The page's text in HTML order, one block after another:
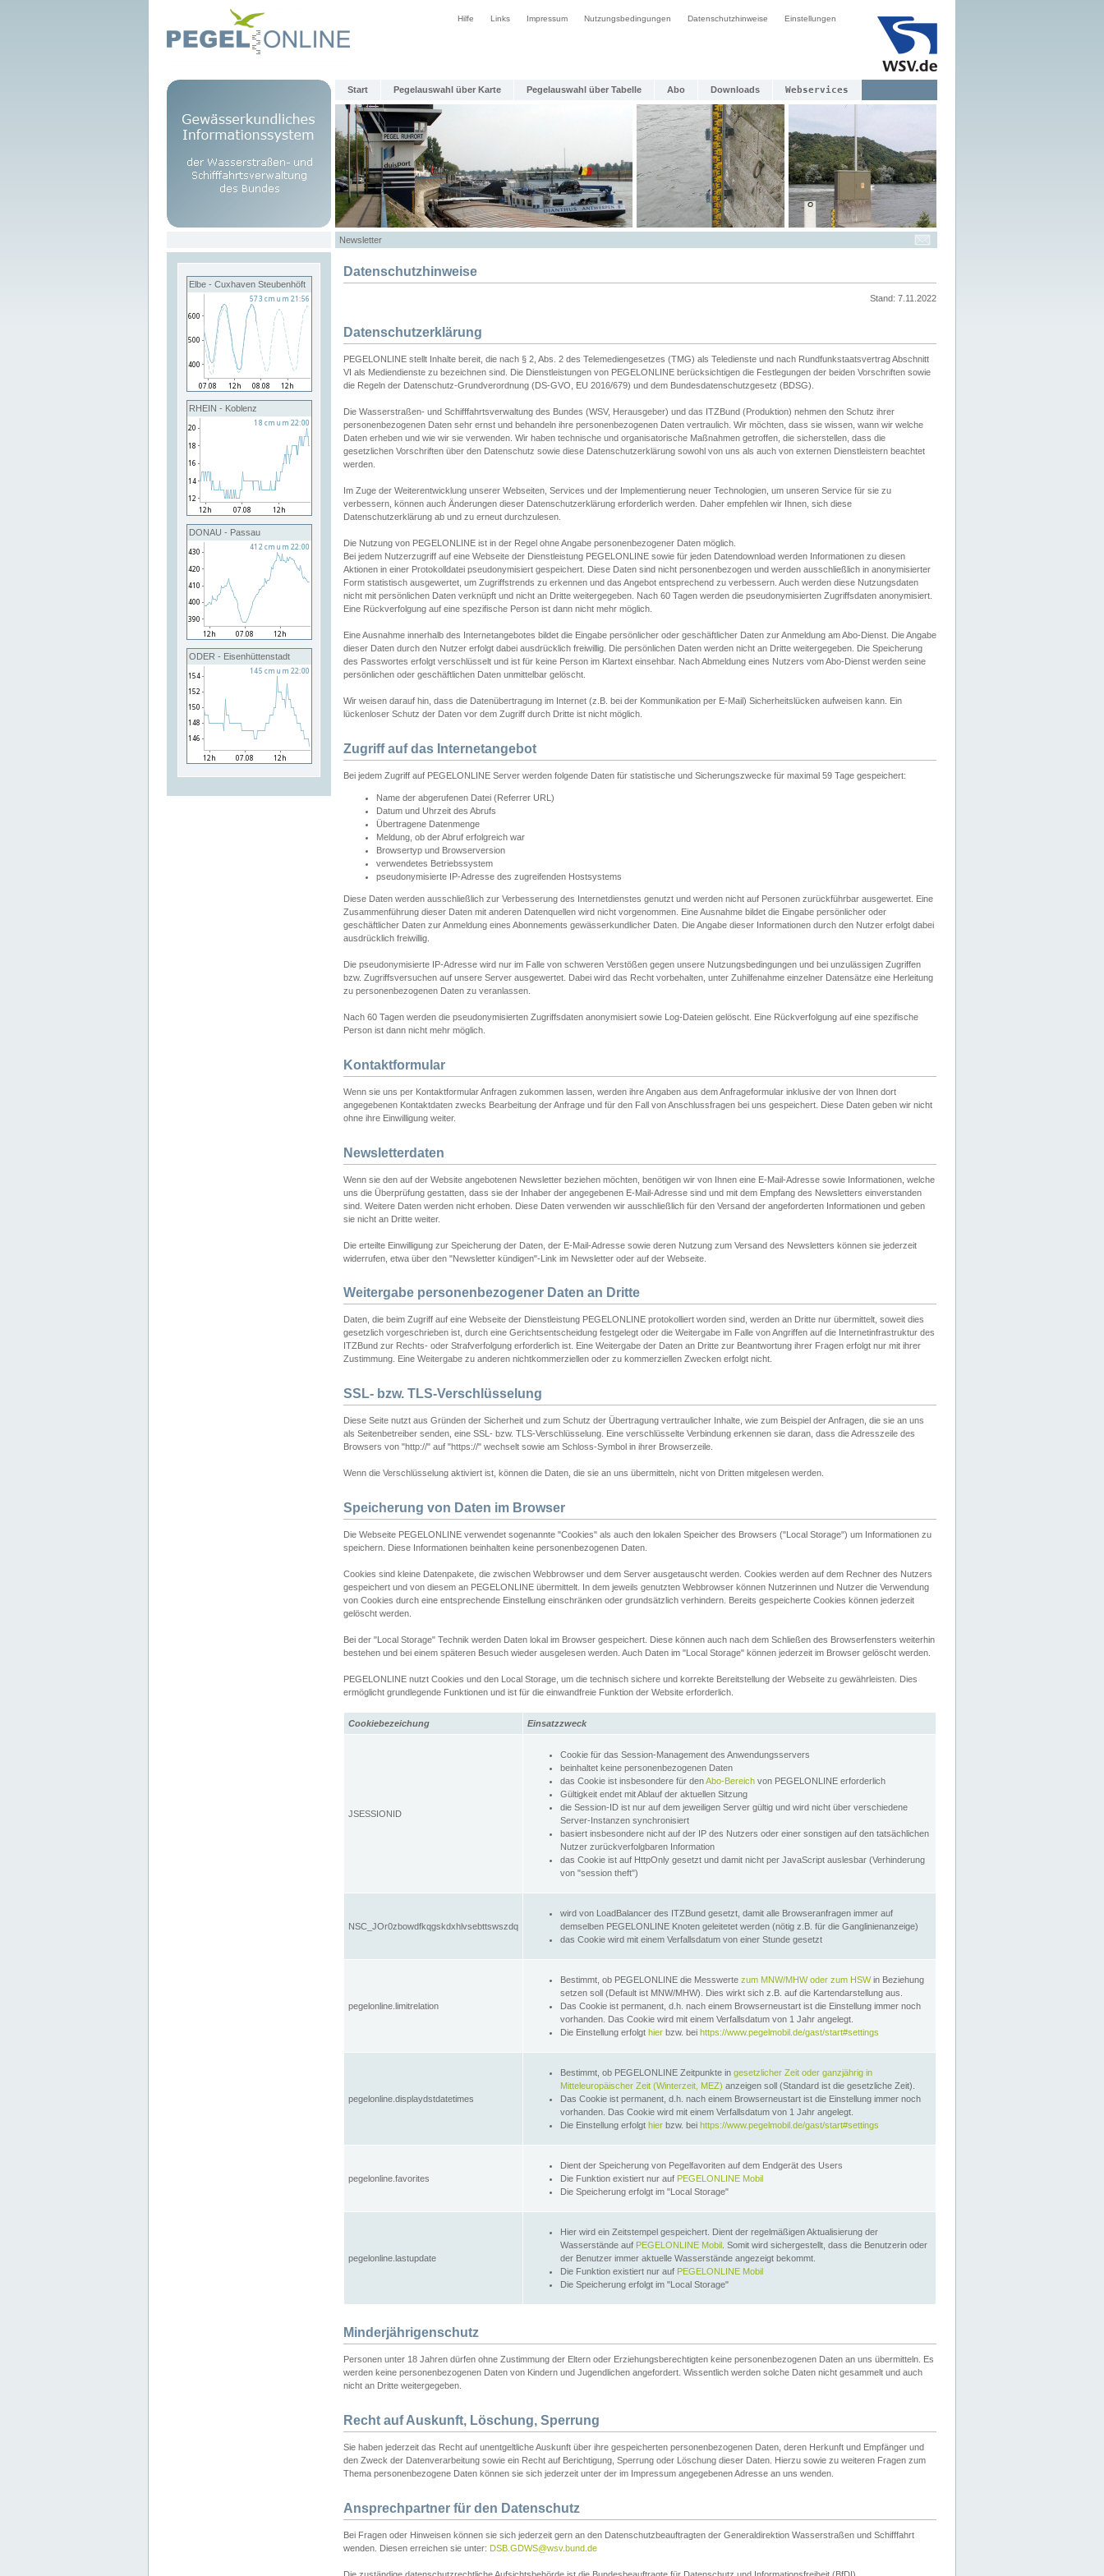
Hilfe Links Impressum Nutzungsbedingungen Datenschutzhinweise Einstellungen
Start Pegelauswahl über Karte Pegelauswahl über Tabelle Abo Downloads Webservices
Newsletter
Elbe - Cuxhaven Steubenhöft
RHEIN - Koblenz
DONAU - Passau
ODER - Eisenhüttenstadt
Datenschutzhinweise
Stand: 7.11.2022
Datenschutzerklärung
PEGELONLINE stellt Inhalte bereit, die nach § 2, Abs. 2 des Telemediengesetzes (TMG) als Teledienste und nach Rundfunkstaatsvertrag Abschnitt
VI als Mediendienste zu bezeichnen sind. Die Dienstleistungen von PEGELONLINE berücksichtigen die Festlegungen der beiden Vorschriften sowie
die Regeln der Datenschutz-Grundverordnung (DS-GVO, EU 2016/679) und dem Bundesdatenschutzgesetz (BDSG).
Die Wasserstraßen- und Schifffahrtsverwaltung des Bundes (WSV, Herausgeber) und das ITZBund (Produktion) nehmen den Schutz ihrer
personenbezogenen Daten sehr ernst und behandeln ihre personenbezogenen Daten vertraulich. Wir möchten, dass sie wissen, wann wir welche
Daten erheben und wie wir sie verwenden. Wir haben technische und organisatorische Maßnahmen getroffen, die sicherstellen, dass die
gesetzlichen Vorschriften über den Datenschutz sowie diese Datenschutzerklärung sowohl von uns als auch von externen Dienstleistern beachtet
werden.
Im Zuge der Weiterentwicklung unserer Webseiten, Services und der Implementierung neuer Technologien, um unseren Service für sie zu
verbessern, können auch Änderungen dieser Datenschutzerklärung erforderlich werden. Daher empfehlen wir Ihnen, sich diese
Datenschutzerklärung ab und zu erneut durchzulesen.
Die Nutzung von PEGELONLINE ist in der Regel ohne Angabe personenbezogener Daten möglich.
Bei jedem Nutzerzugriff auf eine Webseite der Dienstleistung PEGELONLINE sowie für jeden Datendownload werden Informationen zu diesen
Aktionen in einer Protokolldatei pseudonymisiert gespeichert. Diese Daten sind nicht personenbezogen und werden ausschließlich in anonymisierter
Form statistisch ausgewertet, um Zugriffstrends zu erkennen und das Angebot entsprechend zu verbessern. Auch werden diese Nutzungsdaten
nicht mit persönlichen Daten verknüpft und nicht an Dritte weitergegeben. Nach 60 Tagen werden die pseudonymisierten Zugriffsdaten anonymisiert.
Eine Rückverfolgung auf eine spezifische Person ist dann nicht mehr möglich.
Eine Ausnahme innerhalb des Internetangebotes bildet die Eingabe persönlicher oder geschäftlicher Daten zur Anmeldung am Abo-Dienst. Die Angabe
dieser Daten durch den Nutzer erfolgt dabei ausdrücklich freiwillig. Die persönlichen Daten werden nicht an Dritte weitergegeben. Die Speicherung
des Passwortes erfolgt verschlüsselt und ist für keine Person im Klartext einsehbar. Nach Abmeldung eines Nutzers vom Abo-Dienst werden seine
persönlichen oder geschäftlichen Daten unmittelbar gelöscht.
Wir weisen darauf hin, dass die Datenübertragung im Internet (z.B. bei der Kommunikation per E-Mail) Sicherheitslücken aufweisen kann. Ein
lückenloser Schutz der Daten vor dem Zugriff durch Dritte ist nicht möglich.
Zugriff auf das Internetangebot
Bei jedem Zugriff auf PEGELONLINE Server werden folgende Daten für statistische und Sicherungszwecke für maximal 59 Tage gespeichert:
Name der abgerufenen Datei (Referrer URL)
Datum und Uhrzeit des Abrufs
Übertragene Datenmenge
Meldung, ob der Abruf erfolgreich war
Browsertyp und Browserversion
verwendetes Betriebssystem
pseudonymisierte IP-Adresse des zugreifenden Hostsystems
Diese Daten werden ausschließlich zur Verbesserung des Internetdienstes genutzt und werden nicht auf Personen zurückführbar ausgewertet. Eine
Zusammenführung dieser Daten mit anderen Datenquellen wird nicht vorgenommen. Eine Ausnahme bildet die Eingabe persönlicher oder
geschäftlicher Daten zur Anmeldung eines Abonnements gewässerkundlicher Daten. Die Angabe dieser Informationen durch den Nutzer erfolgt dabei
ausdrücklich freiwillig.
Die pseudonymisierte IP-Adresse wird nur im Falle von schweren Verstößen gegen unsere Nutzungsbedingungen und bei unzulässigen Zugriffen
bzw. Zugriffsversuchen auf unsere Server ausgewertet. Dabei wird das Recht vorbehalten, unter Zuhilfenahme einzelner Datensätze eine Herleitung
zu personenbezogenen Daten zu veranlassen.
Nach 60 Tagen werden die pseudonymisierten Zugriffsdaten anonymisiert sowie Log-Dateien gelöscht. Eine Rückverfolgung auf eine spezifische
Person ist dann nicht mehr möglich.
Kontaktformular
Wenn sie uns per Kontaktformular Anfragen zukommen lassen, werden ihre Angaben aus dem Anfrageformular inklusive der von Ihnen dort
angegebenen Kontaktdaten zwecks Bearbeitung der Anfrage und für den Fall von Anschlussfragen bei uns gespeichert. Diese Daten geben wir nicht
ohne ihre Einwilligung weiter.
Newsletterdaten
Wenn sie den auf der Website angebotenen Newsletter beziehen möchten, benötigen wir von Ihnen eine E-Mail-Adresse sowie Informationen, welche
uns die Überprüfung gestatten, dass sie der Inhaber der angegebenen E-Mail-Adresse sind und mit dem Empfang des Newsletters einverstanden
sind. Weitere Daten werden nicht erhoben. Diese Daten verwenden wir ausschließlich für den Versand der angeforderten Informationen und geben
sie nicht an Dritte weiter.
Die erteilte Einwilligung zur Speicherung der Daten, der E-Mail-Adresse sowie deren Nutzung zum Versand des Newsletters können sie jederzeit
widerrufen, etwa über den "Newsletter kündigen"-Link im Newsletter oder auf der Webseite.
Weitergabe personenbezogener Daten an Dritte
Daten, die beim Zugriff auf eine Webseite der Dienstleistung PEGELONLINE protokolliert worden sind, werden an Dritte nur übermittelt, soweit dies
gesetzlich vorgeschrieben ist, durch eine Gerichtsentscheidung festgelegt oder die Weitergabe im Falle von Angriffen auf die Internetinfrastruktur des
ITZBund zur Rechts- oder Strafverfolgung erforderlich ist. Eine Weitergabe der Daten an Dritte zur Beantwortung ihrer Fragen erfolgt nur mit ihrer
Zustimmung. Eine Weitergabe zu anderen nichtkommerziellen oder zu kommerziellen Zwecken erfolgt nicht.
SSL- bzw. TLS-Verschlüsselung
Diese Seite nutzt aus Gründen der Sicherheit und zum Schutz der Übertragung vertraulicher Inhalte, wie zum Beispiel der Anfragen, die sie an uns
als Seitenbetreiber senden, eine SSL- bzw. TLS-Verschlüsselung. Eine verschlüsselte Verbindung erkennen sie daran, dass die Adresszeile des
Browsers von "http://" auf "https://" wechselt sowie am Schloss-Symbol in ihrer Browserzeile.
Wenn die Verschlüsselung aktiviert ist, können die Daten, die sie an uns übermitteln, nicht von Dritten mitgelesen werden.
Speicherung von Daten im Browser
Die Webseite PEGELONLINE verwendet sogenannte "Cookies" als auch den lokalen Speicher des Browsers ("Local Storage") um Informationen zu
speichern. Diese Informationen beinhalten keine personenbezogenen Daten.
Cookies sind kleine Datenpakete, die zwischen Webbrowser und dem Server ausgetauscht werden. Cookies werden auf dem Rechner des Nutzers
gespeichert und von diesem an PEGELONLINE übermittelt. In dem jeweils genutzten Webbrowser können Nutzerinnen und Nutzer die Verwendung
von Cookies durch eine entsprechende Einstellung einschränken oder grundsätzlich verhindern. Bereits gespeicherte Cookies können jederzeit
gelöscht werden.
Bei der "Local Storage" Technik werden Daten lokal im Browser gespeichert. Diese können auch nach dem Schließen des Browserfensters weiterhin
bestehen und bei einem späteren Besuch wieder ausgelesen werden. Auch Daten im "Local Storage" können jederzeit im Browser gelöscht werden.
PEGELONLINE nutzt Cookies und den Local Storage, um die technisch sichere und korrekte Bereitstellung der Webseite zu gewährleisten. Dies
ermöglicht grundlegende Funktionen und ist für die einwandfreie Funktion der Website erforderlich.
Cookiebezeichung Einsatzzweck
JSESSIONID
Cookie für das Session-Management des Anwendungsservers
beinhaltet keine personenbezogenen Daten
das Cookie ist insbesondere für denAbo-Bereich von PEGELONLINE erforderlich
Gültigkeit endet mit Ablauf der aktuellen Sitzung
die Session-ID ist nur auf dem jeweiligen Server gültig und wird nicht über verschiedene
Server-Instanzen synchronisiert
basiert insbesondere nicht auf der IP des Nutzers oder einer sonstigen auf den tatsächlichen
Nutzer zurückverfolgbaren Information
das Cookie ist auf HttpOnly gesetzt und damit nicht per JavaScript auslesbar (Verhinderung
von "session theft")
NSC_JOr0zbowdfkqgskdxhlvsebttswszdq
wird von LoadBalancer des ITZBund gesetzt, damit alle Browseranfragen immer auf
demselben PEGELONLINE Knoten geleitetet werden (nötig z.B. für die Ganglinienanzeige)
das Cookie wird mit einem Verfallsdatum von einer Stunde gesetzt
pegelonline.limitrelation
Bestimmt, ob PEGELONLINE die Messwerte zum MNW/MHW oder zum HSWin Beziehung
setzen soll (Default ist MNW/MHW). Dies wirkt sich z.B. auf die Kartendarstellung aus.
Das Cookie ist permanent, d.h. nach einem Browserneustart ist die Einstellung immer noch
vorhanden. Das Cookie wird mit einem Verfallsdatum von 1 Jahr angelegt.
Die Einstellung erfolgt hier bzw. bei https://www.pegelmobil.de/gast/start#settings
pegelonline.displaydstdatetimes
Bestimmt, ob PEGELONLINE Zeitpunkte in gesetzlicher Zeit oder ganzjährig in
Mitteleuropäischer Zeit (Winterzeit, MEZ) anzeigen soll (Standard ist die gesetzliche Zeit).
Das Cookie ist permanent, d.h. nach einem Browserneustart ist die Einstellung immer noch
vorhanden. Das Cookie wird mit einem Verfallsdatum von 1 Jahr angelegt.
Die Einstellung erfolgt hier bzw. bei https://www.pegelmobil.de/gast/start#settings
pegelonline.favorites
Dient der Speicherung von Pegelfavoriten auf dem Endgerät des Users
Die Funktion existiert nur auf PEGELONLINE Mobil
Die Speicherung erfolgt im "Local Storage"
pegelonline.lastupdate
Hier wird ein Zeitstempel gespeichert. Dient der regelmäßigen Aktualisierung der
Wasserstände auf PEGELONLINE Mobil . Somit wird sichergestellt, dass die Benutzerin oder
der Benutzer immer aktuelle Wasserstände angezeigt bekommt.
Die Funktion existiert nur auf PEGELONLINE Mobil
Die Speicherung erfolgt im "Local Storage"
Minderjährigenschutz
Personen unter 18 Jahren dürfen ohne Zustimmung der Eltern oder Erziehungsberechtigten keine personenbezogenen Daten an uns übermitteln. Es
werden keine personenbezogenen Daten von Kindern und Jugendlichen angefordert. Wissentlich werden solche Daten nicht gesammelt und auch
nicht an Dritte weitergegeben.
Recht auf Auskunft, Löschung, Sperrung
Sie haben jederzeit das Recht auf unentgeltliche Auskunft über ihre gespeicherten personenbezogenen Daten, deren Herkunft und Empfänger und
den Zweck der Datenverarbeitung sowie ein Recht auf Berichtigung, Sperrung oder Löschung dieser Daten. Hierzu sowie zu weiteren Fragen zum
Thema personenbezogene Daten können sie sich jederzeit unter der im Impressum angegebenen Adresse an uns wenden.
Ansprechpartner für den Datenschutz
Bei Fragen oder Hinweisen können sie sich jederzeit gern an den Datenschutzbeauftragten der Generaldirektion Wasserstraßen und Schifffahrt
wenden. Diesen erreichen sie unter: DSB.GDWS@wsv.bund.de